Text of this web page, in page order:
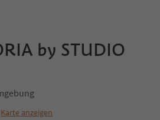
by STUDIO
Karte anzeigen